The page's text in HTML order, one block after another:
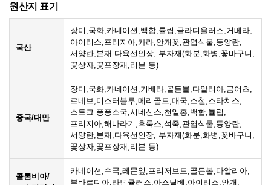
원산지 표기
국산
장미,국화,카네이션,백합,튤립,글라디올러스,거베라,
아이리스,프리지아,카라,안개꽃,관엽식물,동양란,
서양란,분재 다육선인장, 부자재(화분,화병,꽃바구니,
꽃상자,꽃포장재,리본 등)
중국/대만
장미,국화,카네이션,거베라,골든볼,다알리아,금어초,
르네브,미스터블루,메리골드,대국,소철,스타치스,
스토크 퐁퐁소국,시네신스,천일홍,백합,튤립,
프리지아,해바라기,후룩스,석죽,관엽식물,동양란,
서양란,분재,다육선인장, 부자재(화분,화병,꽃바구니,
꽃상자,꽃포장재,리본 등)
콜롬비아/
카네이션,수국,레몬잎,프리저브드,골든볼,다알리아,
부바르디아,라넌큘러스,아스틸베,아이리스,안개,